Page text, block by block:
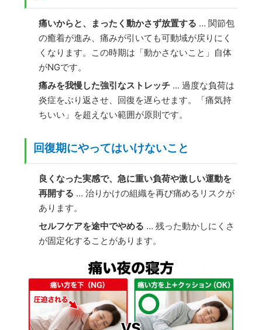
痛いからと、まったく動かさず放置する … 関節包
の癒着が進み、痛みが引いても可動域が戻りにく
くなります。この時期は「動かさないこと」自体
がNGです。
痛みを我慢した強引なストレッチ … 過度な負荷は
炎症をぶり返させ、回復を遅らせます。「痛気持
ちいい」を超えない範囲が原則です。
回復期にやってはいけないこと
良くなった実感で、急に重い負荷や激しい運動を
再開する … 治りかけの組織を再び痛めるリスクが
あります。
セルフケアを途中でやめる … 残った動かしにくさ
が固定化することがあります。